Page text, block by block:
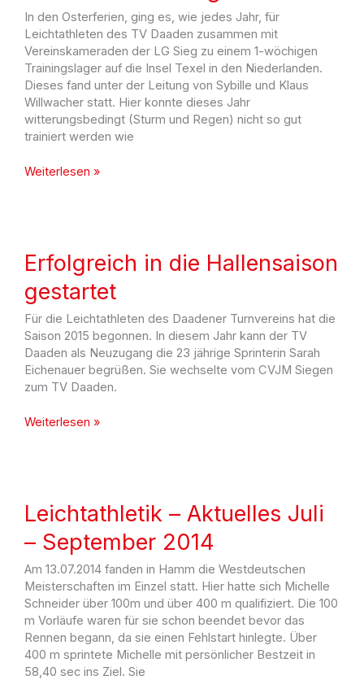
In den Osterferien, ging es, wie jedes Jahr, für
Leichtathleten des TV Daaden zusammen mit
Vereinskameraden der LG Sieg zu einem 1-wöchigen
Trainingslager auf die Insel Texel in den Niederlanden.
Dieses fand unter der Leitung von Sybille und Klaus
Willwacher statt. Hier konnte dieses Jahr
witterungsbedingt (Sturm und Regen) nicht so gut
trainiert werden wie
Leichtathleten
gestartet
Weiterlesen »
Erfolgreich in die Hallensaison
gestartet
Für die Leichtathleten des Daadener Turnvereins hat die
Saison 2015 begonnen. In diesem Jahr kann der TV
Daaden als Neuzugang die 23 jährige Sprinterin Sarah
Eichenauer begrüßen. Sie wechselte vom CVJM Siegen
zum TV Daaden.
Erfolgreich
Weiterlesen »
Leichtathletik – Aktuelles Juli
– September 2014
Am 13.07.2014 fanden in Hamm die Westdeutschen
Meisterschaften im Einzel statt. Hier hatte sich Michelle
Schneider über 100m und über 400 m qualifiziert. Die 100
m Vorläufe waren für sie schon beendet bevor das
Rennen begann, da sie einen Fehlstart hinlegte. Über
400 m sprintete Michelle mit persönlicher Bestzeit in
58,40 sec ins Ziel. Sie